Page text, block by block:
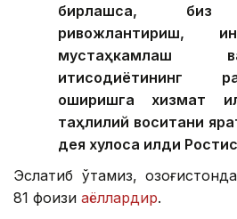
бирлашса, биз
ривожлантириш,
мустаҳкамлаш
иқтисодиётининг
оширишга хизмат
таҳлилий воситани
дея хулоса қилди
Эслатиб ўтамиз,
81 фоизи аёллардир.